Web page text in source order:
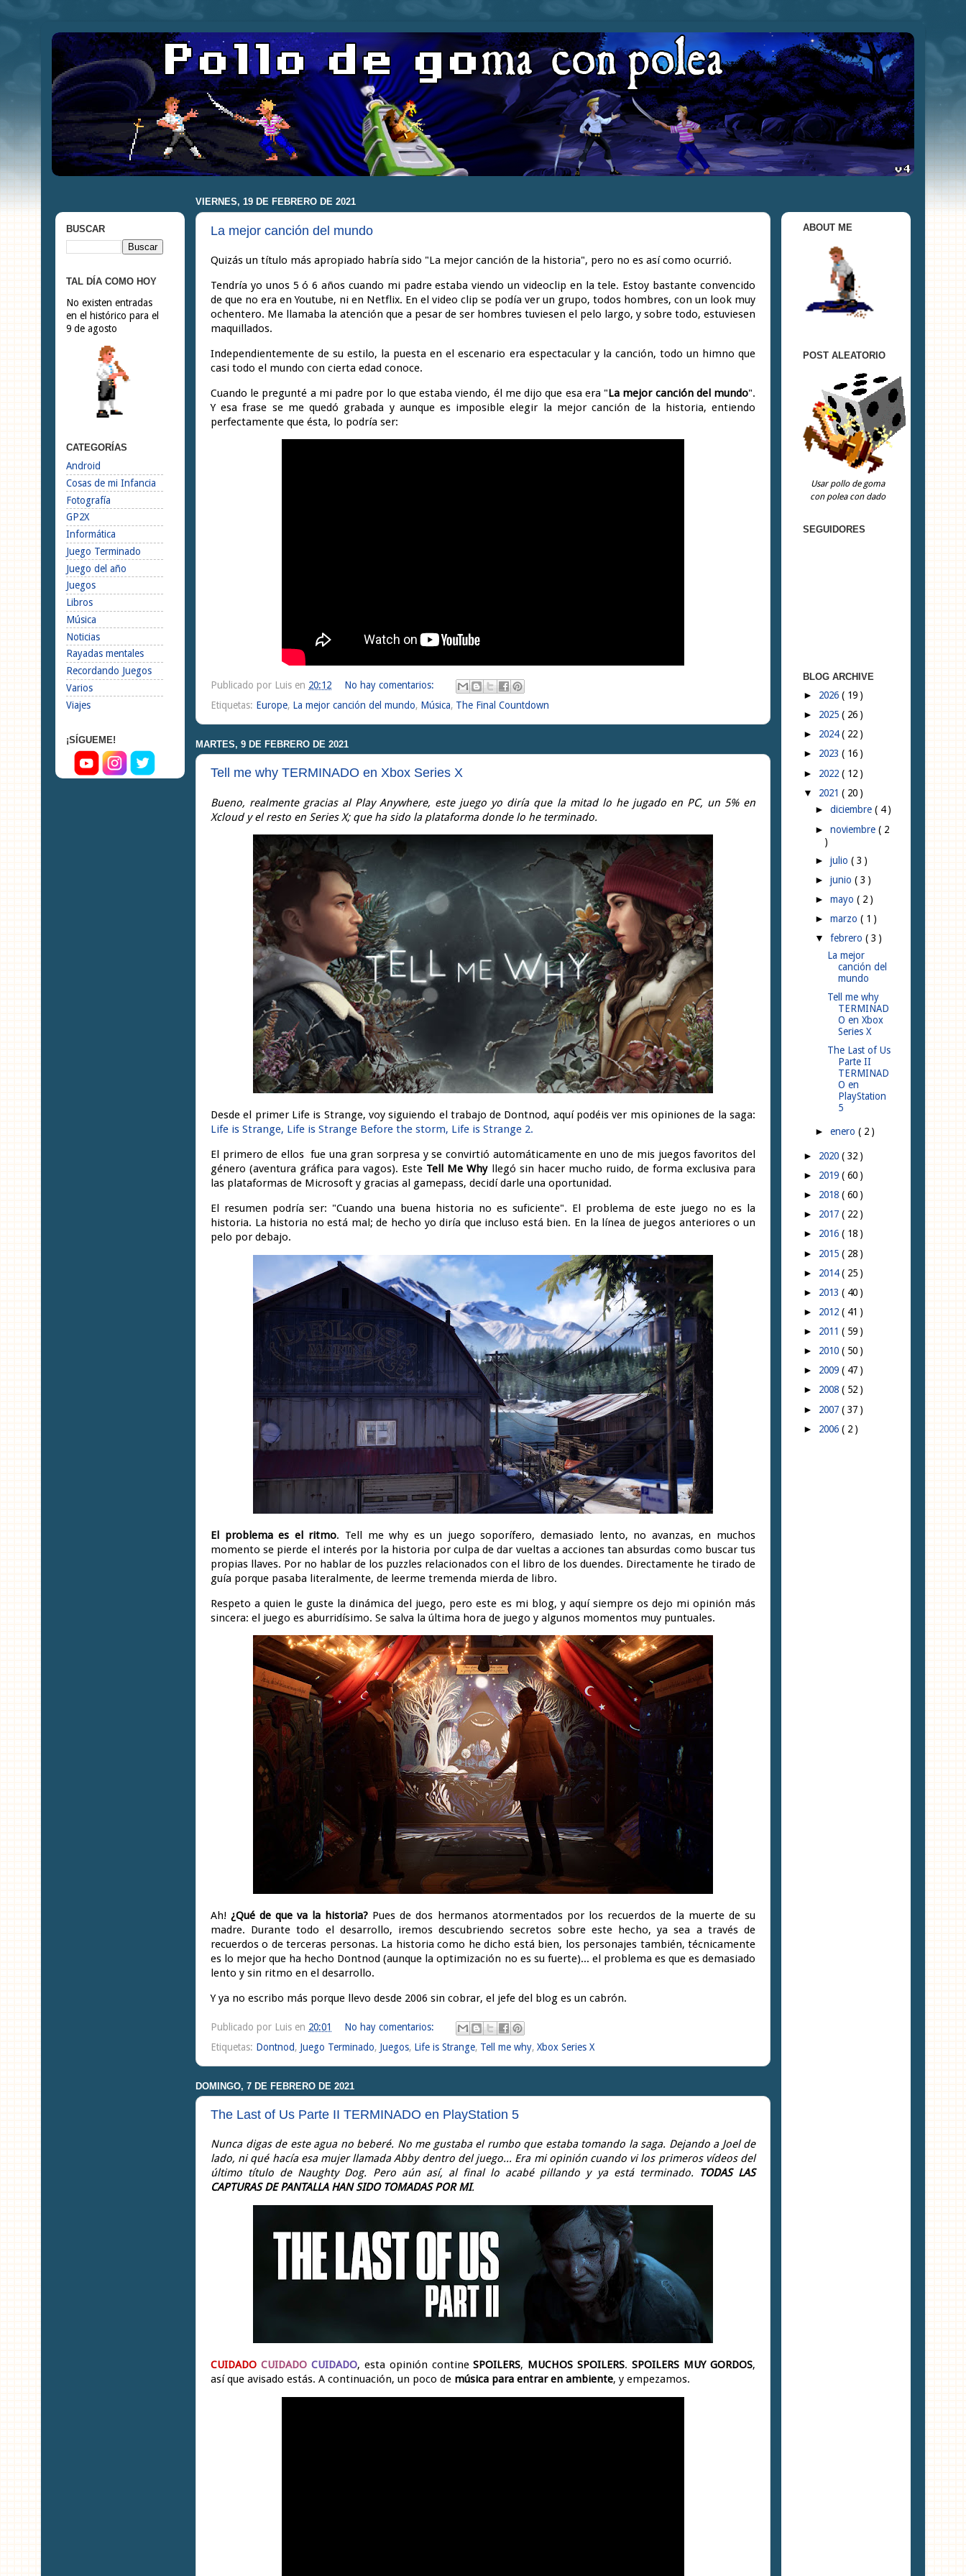
VIERNES, 19 DE FEBRERO DE 2021
La mejor canción del mundo
Quizás un título más apropiado habría sido "La mejor canción de la historia", pero no es así como ocurrió.
Tendría yo unos 5 ó 6 años cuando mi padre estaba viendo un videoclip en la tele. Estoy bastante convencido
de que no era en Youtube, ni en Netflix. En el video clip se podía ver un grupo, todos hombres, con un look muy
ochentero. Me llamaba la atención que a pesar de ser hombres tuviesen el pelo largo, y sobre todo, estuviesen
maquillados.
Independientemente de su estilo, la puesta en el escenario era espectacular y la canción, todo un himno que
casi todo el mundo con cierta edad conoce.
Cuando le pregunté a mi padre por lo que estaba viendo, él me dijo que esa era "La mejor canción del mundo".
Y esa frase se me quedó grabada y aunque es imposible elegir la mejor canción de la historia, entiendo
perfectamente que ésta, lo podría ser:
Publicado por Luis en 20:12
No hay comentarios:
Etiquetas: Europe, La mejor canción del mundo, Música, The Final Countdown
MARTES, 9 DE FEBRERO DE 2021
Tell me why TERMINADO en Xbox Series X
Bueno, realmente gracias al Play Anywhere, este juego yo diría que la mitad lo he jugado en PC, un 5% en
Xcloud y el resto en Series X; que ha sido la plataforma donde lo he terminado.
Desde el primer Life is Strange, voy siguiendo el trabajo de Dontnod, aquí podéis ver mis opiniones de la saga:
Life is Strange, Life is Strange Before the storm, Life is Strange 2.
El primero de ellos fue una gran sorpresa y se convirtió automáticamente en uno de mis juegos favoritos del
género (aventura gráfica para vagos). Este Tell Me Why llegó sin hacer mucho ruido, de forma exclusiva para
las plataformas de Microsoft y gracias al gamepass, decidí darle una oportunidad.
El resumen podría ser: "Cuando una buena historia no es suficiente". El problema de este juego no es la
historia. La historia no está mal; de hecho yo diría que incluso está bien. En la línea de juegos anteriores o un
pelo por debajo.
El problema es el ritmo. Tell me why es un juego soporífero, demasiado lento, no avanzas, en muchos
momento se pierde el interés por la historia por culpa de dar vueltas a acciones tan absurdas como buscar tus
propias llaves. Por no hablar de los puzzles relacionados con el libro de los duendes. Directamente he tirado de
guía porque pasaba literalmente, de leerme tremenda mierda de libro.
Respeto a quien le guste la dinámica del juego, pero este es mi blog, y aquí siempre os dejo mi opinión más
sincera: el juego es aburridísimo. Se salva la última hora de juego y algunos momentos muy puntuales.
Ah!¿Qué de que va la historia? Pues de dos hermanos atormentados por los recuerdos de la muerte de su
madre. Durante todo el desarrollo, iremos descubriendo secretos sobre este hecho, ya sea a través de
recuerdos o de terceras personas. La historia como he dicho está bien, los personajes también, técnicamente
es lo mejor que ha hecho Dontnod (aunque la optimización no es su fuerte)... el problema es que es demasiado
lento y sin ritmo en el desarrollo.
Y ya no escribo más porque llevo desde 2006 sin cobrar, el jefe del blog es un cabrón.
Publicado por Luis en 20:01
No hay comentarios:
Etiquetas: Dontnod, Juego Terminado, Juegos, Life is Strange, Tell me why, Xbox Series X
DOMINGO, 7 DE FEBRERO DE 2021
The Last of Us Parte II TERMINADO en PlayStation 5
Nunca digas de este agua no beberé. No me gustaba el rumbo que estaba tomando la saga. Dejando a Joel de
lado, ni qué hacía esa mujer llamada Abby dentro del juego... Era mi opinión cuando vi los primeros vídeos del
último título de Naughty Dog. Pero aún así, al final lo acabé pillando y ya está terminado.
TODAS LAS
CAPTURAS DE PANTALLA HAN SIDO TOMADAS POR MI.
CUIDADO CUIDADO CUIDADO, esta opinión contineSPOILERS, MUCHOS SPOILERS.SPOILERS MUY GORDOS,
así que avisado estás. A continuación, un poco de música para entrar en ambiente, y empezamos.
BUSCAR
TAL DÍA COMO HOY
No existen entradas
en el histórico para el
9 de agosto
CATEGORÍAS
Android
Cosas de mi Infancia
Fotografía
GP2X
Informática
Juego Terminado
Juego del año
Juegos
Libros
Música
Noticias
Rayadas mentales
Recordando Juegos
Varios
Viajes
¡SÍGUEME!
ABOUT ME
POST ALEATORIO
Usar pollo de goma
con polea con dado
SEGUIDORES
BLOG ARCHIVE
► 2026 ( 19 )
► 2025 ( 26 )
► 2024( 22 )
► 2023 ( 16 )
► 2022 ( 12 )
▼ 2021 ( 20 )
►diciembre( 4 )
►noviembre( 2
)
►julio( 3 )
►junio( 3 )
►mayo( 2 )
►marzo( 1 )
▼febrero( 3 )
La mejor
canción del
mundo
Tell me why
TERMINAD
O en Xbox
Series X
The Last of Us
Parte II
TERMINAD
O en
PlayStation
5
►enero( 2 )
► 2020 ( 32 )
► 2019 ( 60 )
► 2018 ( 60 )
► 2017 ( 22 )
► 2016 ( 18 )
► 2015 ( 28 )
► 2014( 25 )
► 2013 ( 40 )
► 2012 ( 41 )
► 2011 ( 59 )
► 2010 ( 50 )
► 2009 ( 47 )
► 2008 ( 52 )
► 2007 ( 37 )
► 2006 ( 2 )